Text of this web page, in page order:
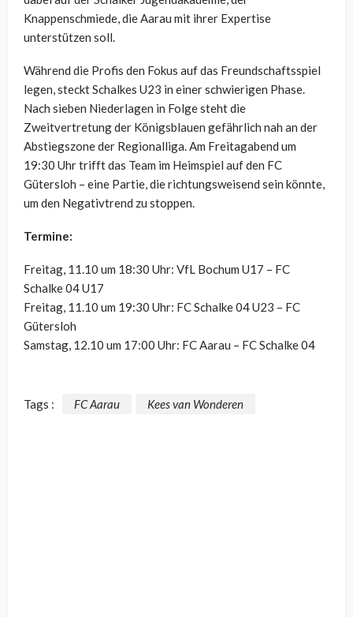
Knappenschmiede, die Aarau mit ihrer Expertise
unterstützen soll.
Während die Profis den Fokus auf das Freundschaftsspiel
legen, steckt Schalkes U23 in einer schwierigen Phase.
Nach sieben Niederlagen in Folge steht die
Zweitvertretung der Königsblauen gefährlich nah an der
Abstiegszone der Regionalliga. Am Freitagabend um
19:30 Uhr trifft das Team im Heimspiel auf den FC
Gütersloh – eine Partie, die richtungsweisend sein könnte,
um den Negativtrend zu stoppen.
Termine:
Freitag, 11.10 um 18:30 Uhr: VfL Bochum U17 – FC
Schalke 04 U17
Freitag, 11.10 um 19:30 Uhr: FC Schalke 04 U23 – FC
Gütersloh
Samstag, 12.10 um 17:00 Uhr: FC Aarau – FC Schalke 04
Tags : FC Aarau Kees van Wonderen